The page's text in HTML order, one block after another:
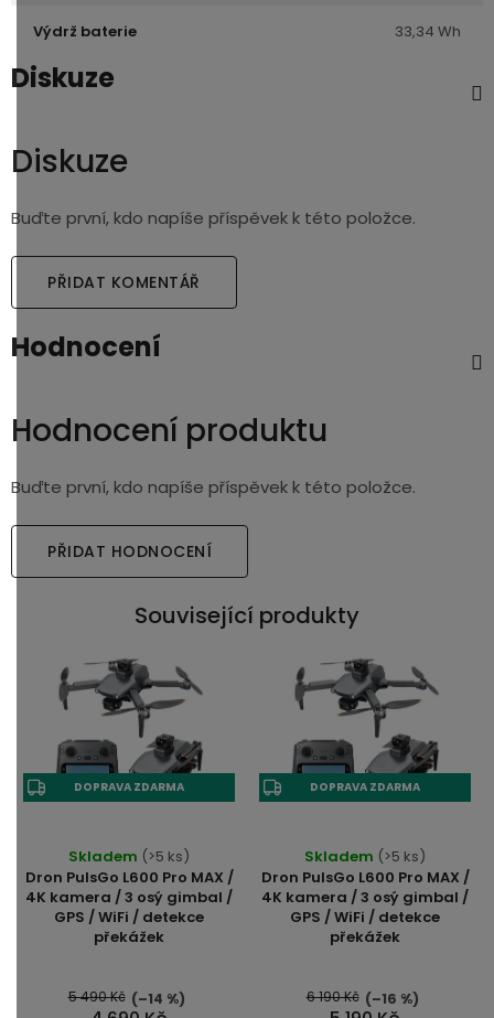
Výdrž baterie 33,34 Wh
Diskuze
Diskuze
Buďte první, kdo napíše příspěvek k této položce.
PŘIDAT KOMENTÁŘ
Hodnocení
Hodnocení produktu
Buďte první, kdo napíše příspěvek k této položce.
PŘIDAT HODNOCENÍ
Související produkty
DOPRAVA ZDARMA
Dron PulsGo L600 Pro MAX /
4K kamera / 3 osý gimbal /
GPS / WiFi / detekce
překážek
Skladem (>5 ks)
5 490 Kč (–14 %)
DOPRAVA ZDARMA
Dron PulsGo L600 Pro MAX /
4K kamera / 3 osý gimbal /
GPS / WiFi / detekce
překážek
Skladem (>5 ks)
6 190 Kč (–16 %)